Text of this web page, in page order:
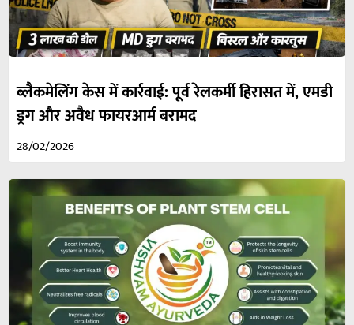
ब्लैकमेलिंग केस में कार्रवाई: पूर्व रेलकर्मी हिरासत में, एमडी
ड्रग और अवैध फायरआर्म बरामद
28/02/2026